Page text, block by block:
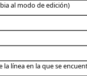
al modo de edición)
línea en la que se